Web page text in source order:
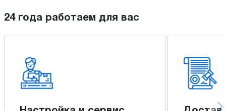
24 года работаем для вас